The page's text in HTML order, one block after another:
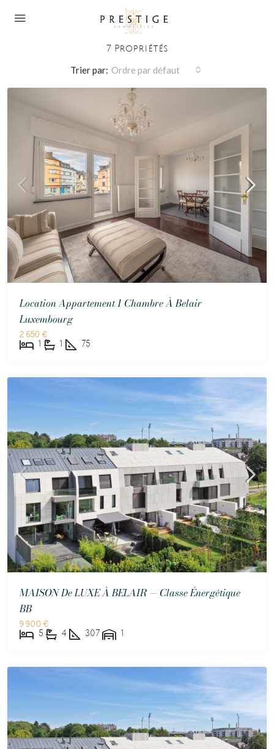
Cuisine Équipée
7 Propriétés
Trier par: Ordre par défaut
Location Appartement 1 Chambre À Belair
Luxembourg
2 650 €
1 1 75
MAISON De LUXE À BELAIR — Classe Énergétique
BB
9 900 €
5 4 307 1